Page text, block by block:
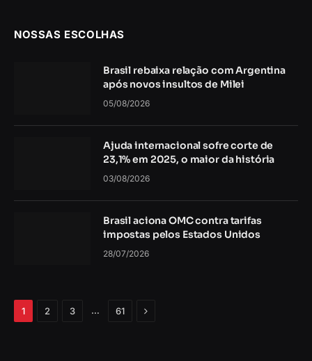
NOSSAS ESCOLHAS
Brasil rebaixa relação com Argentina
após novos insultos de Milei
05/08/2026
Ajuda internacional sofre corte de
23,1% em 2025, o maior da história
03/08/2026
Brasil aciona OMC contra tarifas
impostas pelos Estados Unidos
28/07/2026
1 2 3 … 61 Próximo